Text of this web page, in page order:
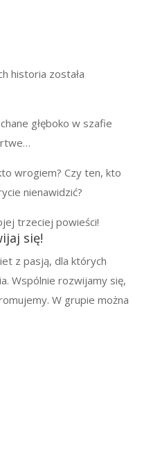
historia została
głęboko w szafie
wrogiem? Czy ten, kto
nienawidzić?
trzeciej powieści!
się!
z pasją, dla których
Wspólnie rozwijamy się,
W grupie można